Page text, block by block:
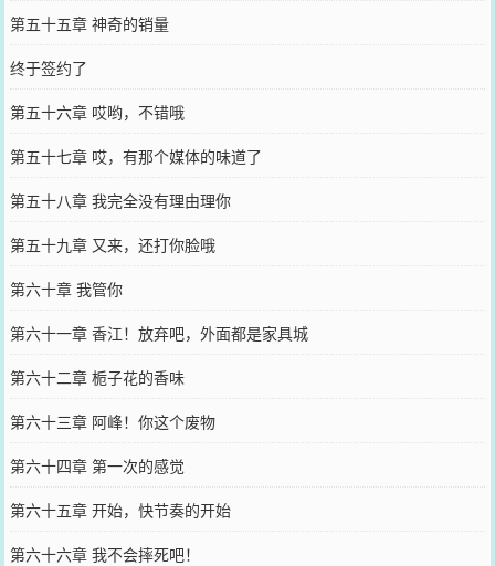
第五十五章 神奇的销量
终于签约了
第五十六章 哎哟，不错哦
第五十七章 哎，有那个媒体的味道了
第五十八章 我完全没有理由理你
第五十九章 又来，还打你脸哦
第六十章 我管你
第六十一章 香江！放弃吧，外面都是家具城
第六十二章 栀子花的香味
第六十三章 阿峰！你这个废物
第六十四章 第一次的感觉
第六十五章 开始，快节奏的开始
第六十六章 我不会摔死吧！